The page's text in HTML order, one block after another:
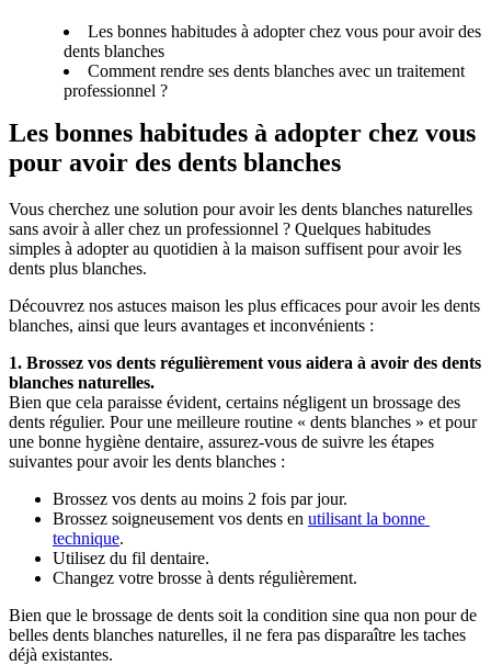
Les bonnes habitudes à adopter chez vous pour avoir des
dents blanches
Comment rendre ses dents blanches avec un traitement
professionnel ?
Les bonnes habitudes à adopter chez vous
pour avoir des dents blanches
Vous cherchez une solution pour avoir les dents blanches naturelles
sans avoir à aller chez un professionnel ? Quelques habitudes
simples à adopter au quotidien à la maison suffisent pour avoir les
dents plus blanches.
Découvrez nos astuces maison les plus efficaces pour avoir les dents
blanches, ainsi que leurs avantages et inconvénients :
1. Brossez vos dents régulièrement vous aidera à avoir des dents
blanches naturelles.
Bien que cela paraisse évident, certains négligent un brossage des
dents régulier. Pour une meilleure routine « dents blanches » et pour
une bonne hygiène dentaire, assurez-vous de suivre les étapes
suivantes pour avoir les dents blanches :
Brossez vos dents au moins 2 fois par jour.
Brossez soigneusement vos dents en utilisant la bonne
technique.
Utilisez du fil dentaire.
Changez votre brosse à dents régulièrement.
Bien que le brossage de dents soit la condition sine qua non pour de
belles dents blanches naturelles, il ne fera pas disparaître les taches
déjà existantes.